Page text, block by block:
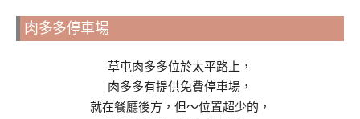
肉多多停車場
草屯肉多多位於太平路上，
肉多多有提供免費停車場，
就在餐廳後方，但～位置超少的，